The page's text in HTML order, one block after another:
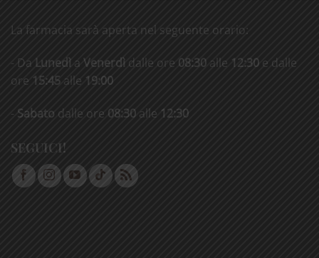
La farmacia sarà aperta nel seguente orario:
- Da Lunedì a Venerdì dalle ore 08:30 alle 12:30 e dalle
ore 15:45 alle 19:00
- Sabato dalle ore 08:30 alle 12:30
SEGUICI!